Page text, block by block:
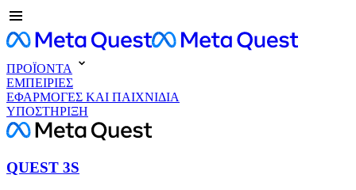
ΠΡΟΪΟΝΤΑ
ΕΜΠΕΙΡΙΕΣ
ΕΦΑΡΜΟΓΕΣ ΚΑΙ ΠΑΙΧΝΙΔΙΑ
ΥΠΟΣΤΗΡΙΞΗ
QUEST 3S